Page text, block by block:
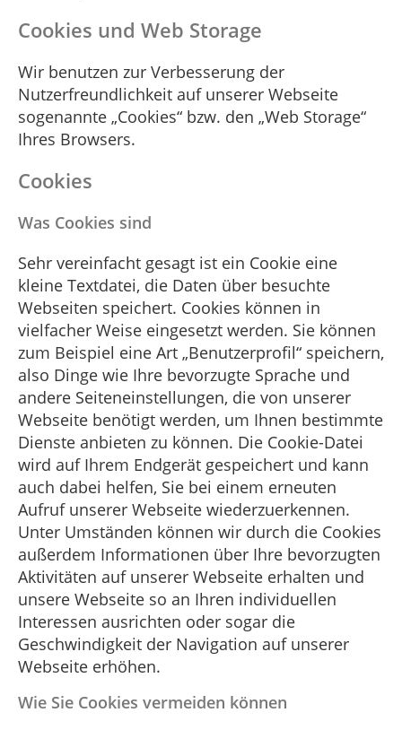
Cookies und Web Storage
Wir benutzen zur Verbesserung der
Nutzerfreundlichkeit auf unserer Webseite
sogenannte „Cookies“ bzw. den „Web Storage“
Ihres Browsers.
Cookies
Was Cookies sind
Sehr vereinfacht gesagt ist ein Cookie eine
kleine Textdatei, die Daten über besuchte
Webseiten speichert. Cookies können in
vielfacher Weise eingesetzt werden. Sie können
zum Beispiel eine Art „Benutzerprofil“ speichern,
also Dinge wie Ihre bevorzugte Sprache und
andere Seiteneinstellungen, die von unserer
Webseite benötigt werden, um Ihnen bestimmte
Dienste anbieten zu können. Die Cookie-Datei
wird auf Ihrem Endgerät gespeichert und kann
auch dabei helfen, Sie bei einem erneuten
Aufruf unserer Webseite wiederzuerkennen.
Unter Umständen können wir durch die Cookies
außerdem Informationen über Ihre bevorzugten
Aktivitäten auf unserer Webseite erhalten und
unsere Webseite so an Ihren individuellen
Interessen ausrichten oder sogar die
Geschwindigkeit der Navigation auf unserer
Webseite erhöhen.
Wie Sie Cookies vermeiden können